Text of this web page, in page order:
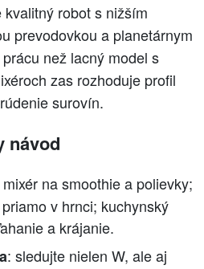
robot s nižším
prevodovkou a planetárnym
než lacný model s
zas rozhoduje profil
surovín.
návod
na smoothie a polievky;
v hrnci; kuchynský
a krájanie.
: sledujte nielen W, ale aj